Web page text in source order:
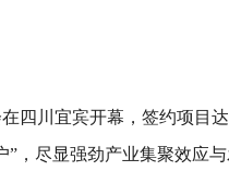
四川宜宾开幕，签约项目
”，尽显强劲产业集聚效应